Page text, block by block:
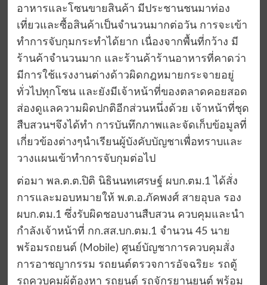
อาหารและโซนขายสินค้า มีประชานชนมาท่อง
เที่ยวและซื้อสินค้าเป็นจำนวนมากต่อวัน การจะเข้า
ทำการจับกุมกระทำได้ยาก เนื่องจากพื้นที่กว้าง มี
ร้านค้าจำนวนมาก และร้านค้าร้านอาหารที่คาดว่า
มีการใช้แรงงานต่างด้าวผิดกฎหมายกระจายอยู่
ทั่วไปทุกโซน และยังมีเจ้าหน้าที่ของตลาดคอยสอด
ส่องดูแลความผิดปกติอีกส่วนหนึ่งด้วย เจ้าหน้าที่ชุด
สืบสวนฯจึงได้ทำ การบันทึกภาพและจัดเก็บข้อมูลที่
เกี่ยวข้องต่างๆนำเรียนผู้บังคับบัญชาเพื่อทราบและ
วางแผนเข้าทำการจับกุมต่อไป
ต่อมา พล.ต.ต.ปิติ นิธินนทเศรษฐ์ ผบก.ตม.1 ได้สั่ง
การและมอบหมายให้ พ.ต.อ.ภัคพงศ์ สายอุบล รอง
ผบก.ตม.1 ซึ่งรับผิดชอบงานสืบสวน ควบคุมและนำ
กำลังเจ้าหน้าที่ กก.สส.บก.ตม.1 จำนวน 45 นาย
พร้อมรถยนต์ (Mobile) ศูนย์บัญชาการควบคุมสั่ง
การอาชญากรรม รถยนต์ตรวจการอัจฉริยะ รถตู้
รถควบคุมผู้ต้องหา รถยนต์ รถจักรยานยนต์ พร้อม